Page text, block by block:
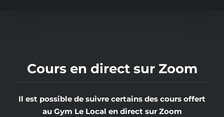
Cours en direct sur Zoom
Il est possible de suivre certains des cours offert
au Gym Le Local en direct sur Zoom